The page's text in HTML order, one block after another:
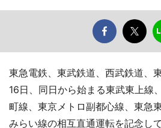
東急電鉄、東武鉄道、西武鉄道、
16日、同日から始まる東武東上線
町線、東京メトロ副都心線、東急
みらい線の相互直通運転を記念し